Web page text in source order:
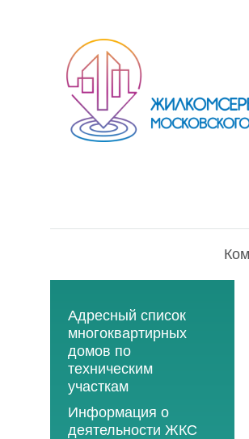
Адресный список
многоквартирных
домов по
техническим
участкам
Информация о
деятельности ЖКС